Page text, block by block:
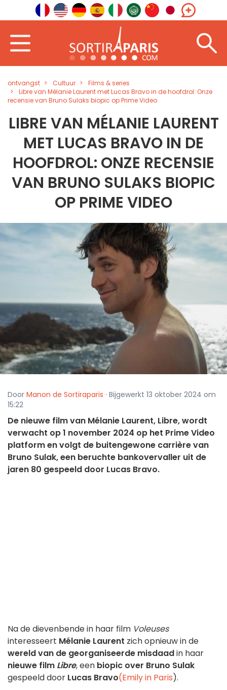
ontvangst Cultuur
Films & series
Libre van Mélanie Laurent met Lucas Bravo in de hoofdrol: Onze
recensie van Bruno Sulaks biopic op Prime Video
LIBRE VAN MÉLANIE LAURENT
MET LUCAS BRAVO IN DE
HOOFDROL: ONZE RECENSIE
VAN BRUNO SULAKS BIOPIC
OP PRIME VIDEO
Door Manon de Sortiraparis · Bijgewerkt 13 oktober 2024 om
15:22
De nieuwe film van Mélanie Laurent, Libre, wordt
verwacht op 1 november 2024 op het Prime Video
platform en volgt de buitengewone carrière van
Bruno Sulak, een beruchte bankovervaller uit de
jaren 80 gespeeld door Lucas Bravo.
Na de dievenbende in haar film Voleuses
interesseert Mélanie Laurent zich opnieuw in de
wereld van de georganiseerde misdaadin haar
nieuwe film Libre, een biopic over Bruno Sulak
gespeeld door Lucas Bravo(Emily in Paris).